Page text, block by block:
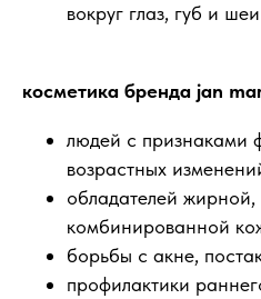
вокруг глаз, губ и шеи
косметика бренда jan
людей с признаками
возрастных
обладателей
комбинированной
борьбы с акне,
профилактики